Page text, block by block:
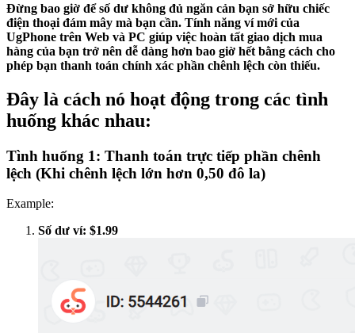
Đừng bao giờ để số dư không đủ ngăn cản bạn sở hữu chiếc
điện thoại đám mây mà bạn cần. Tính năng ví mới của
UgPhone trên Web và PC giúp việc hoàn tất giao dịch mua
hàng của bạn trở nên dễ dàng hơn bao giờ hết bằng cách cho
phép bạn thanh toán chính xác phần chênh lệch còn thiếu.
Đây là cách nó hoạt động trong các tình
huống khác nhau:
Tình huống 1: Thanh toán trực tiếp phần chênh
lệch (Khi chênh lệch lớn hơn 0,50 đô la)
Example:
Số dư ví: $1.99